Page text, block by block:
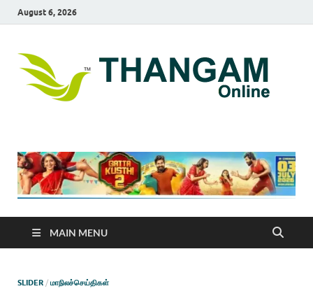
August 6, 2026
MAIN MENU
SLIDER / மாநிலச்செய்திகள்